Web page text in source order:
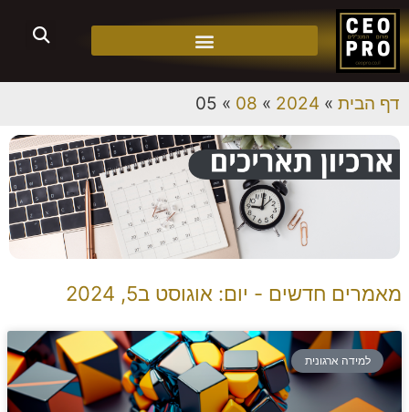
דף הבית »
2024
»
08
»
מאמרים חדשים - יום: אוגוסט ב5, 2024
למידה ארגונית